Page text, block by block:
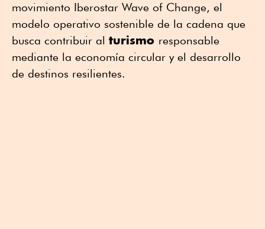
movimiento Iberostar Wave of Change, el
modelo operativo sostenible de la cadena que
busca contribuir al turismo responsable
mediante la economía circular y el desarrollo
de destinos resilientes.